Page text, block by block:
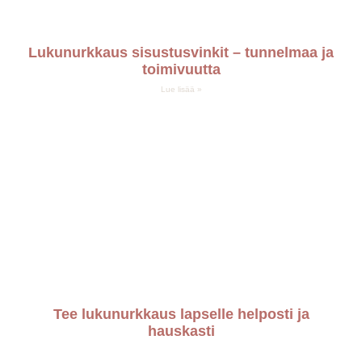
Lukunurkkaus sisustusvinkit – tunnelmaa ja
toimivuutta
Lue lisää »
Tee lukunurkkaus lapselle helposti ja
hauskasti